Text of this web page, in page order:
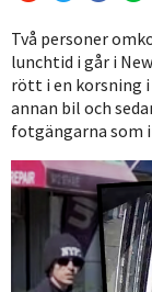
Två personer
lunchtid i går i
rött i en korsning
annan bil och
fotgängarna som